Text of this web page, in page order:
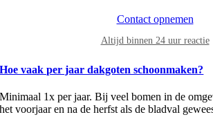
Contact opnemen
Altijd binnen 24 uur reactie
Hoe vaak per jaar dakgoten schoonmaken?
Minimaal 1x per jaar. Bij veel bomen in de
het voorjaar en na de herfst als de bladval